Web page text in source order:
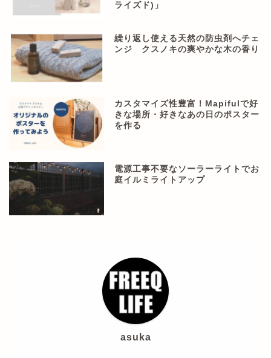
ライズド)」
繰り返し使える天然の防虫剤へチェ
ンジ クスノキの爽やかな木の香り
カスタマイズ性豊富！Mapifulで好
きな場所・好きなあの日のポスター
を作る
電源工事不要なソーラーライトでお
庭イルミライトアップ
asuka